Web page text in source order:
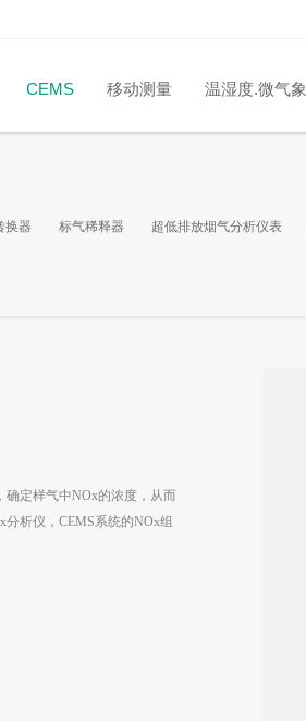
CEMS 移动测量 温湿度.微气象
换器 标气稀释器 超低排放烟气分析仪表
确定样气中NOx的浓度，从而
析仪，CEMS系统的NOx组